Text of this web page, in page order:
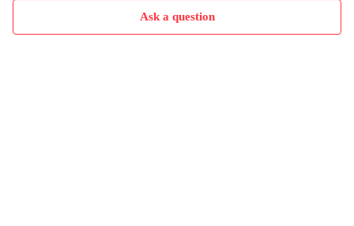
・土曜12時～24時のご注文：日曜日に発送
・日曜0時～9時までのご注文：日曜日に発送
Ask a question